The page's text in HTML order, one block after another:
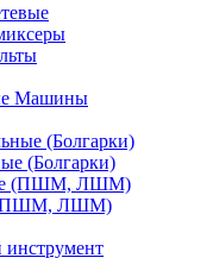
Машины
(Болгарки)
(ПШМ, ЛШМ)